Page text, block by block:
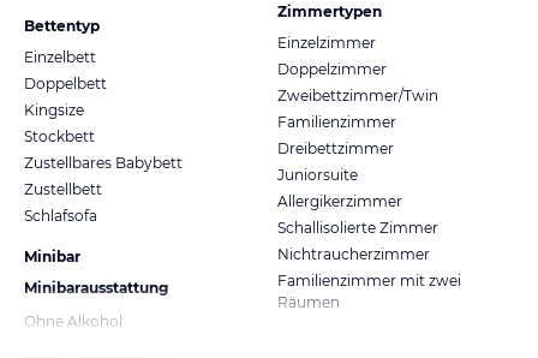
Bettentyp
Einzelbett
Doppelbett
Kingsize
Stockbett
Zustellbares Babybett
Zustellbett
Schlafsofa
Minibar
Minibarausstattung
Ohne Alkohol
Zimmertypen
Einzelzimmer
Doppelzimmer
Zweibettzimmer/Twin
Familienzimmer
Dreibettzimmer
Juniorsuite
Allergikerzimmer
Schallisolierte Zimmer
Nichtraucherzimmer
Familienzimmer mit zwei
Räumen